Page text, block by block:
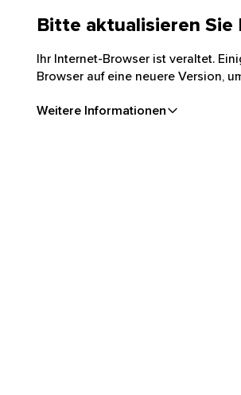
Bitte aktualisieren Sie
Ihr Internet-Browser ist veraltet.
Browser auf eine neuere Version,
Weitere Informationen